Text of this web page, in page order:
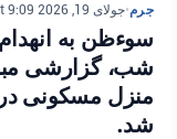
جرم•جولای 19, 2026 at 9:09 ق.ظ
سوءظن به
شب، گزارشی
منزل مسکونی
شد.